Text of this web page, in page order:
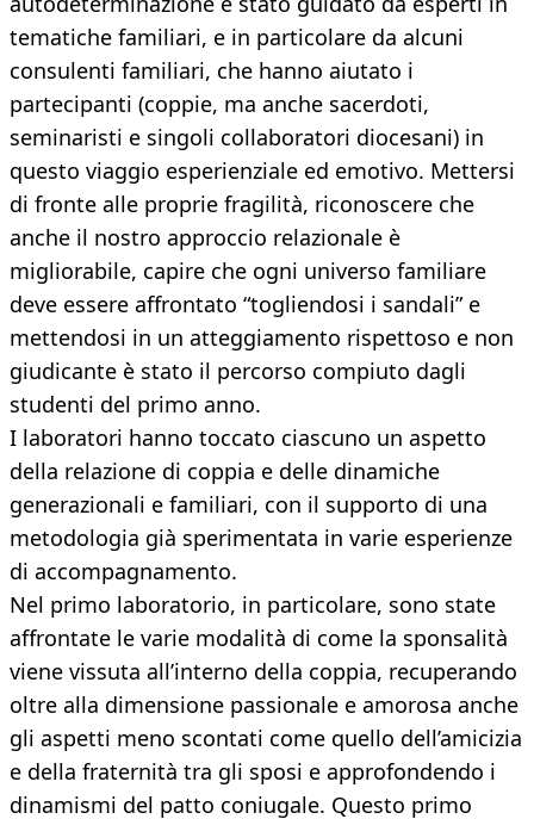
tematiche familiari, e in particolare da alcuni
consulenti familiari, che hanno aiutato i
partecipanti (coppie, ma anche sacerdoti,
seminaristi e singoli collaboratori diocesani) in
questo viaggio esperienziale ed emotivo. Mettersi
di fronte alle proprie fragilità, riconoscere che
anche il nostro approccio relazionale è
migliorabile, capire che ogni universo familiare
deve essere affrontato “togliendosi i sandali” e
mettendosi in un atteggiamento rispettoso e non
giudicante è stato il percorso compiuto dagli
studenti del primo anno.
I laboratori hanno toccato ciascuno un aspetto
della relazione di coppia e delle dinamiche
generazionali e familiari, con il supporto di una
metodologia già sperimentata in varie esperienze
di accompagnamento.
Nel primo laboratorio, in particolare, sono state
affrontate le varie modalità di come la sponsalità
viene vissuta all’interno della coppia, recuperando
oltre alla dimensione passionale e amorosa anche
gli aspetti meno scontati come quello dell’amicizia
e della fraternità tra gli sposi e approfondendo i
dinamismi del patto coniugale. Questo primo